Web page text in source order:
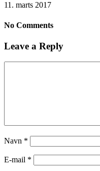
11. marts 2017
No Comments
Leave a Reply
Navn *
E-mail *